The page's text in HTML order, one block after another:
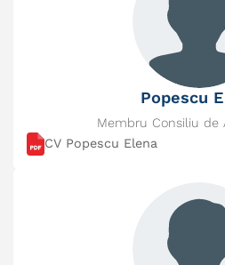
Popescu
Membru Consiliu de
CV Popescu Elena